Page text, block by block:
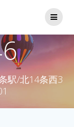
駅/北14条西3